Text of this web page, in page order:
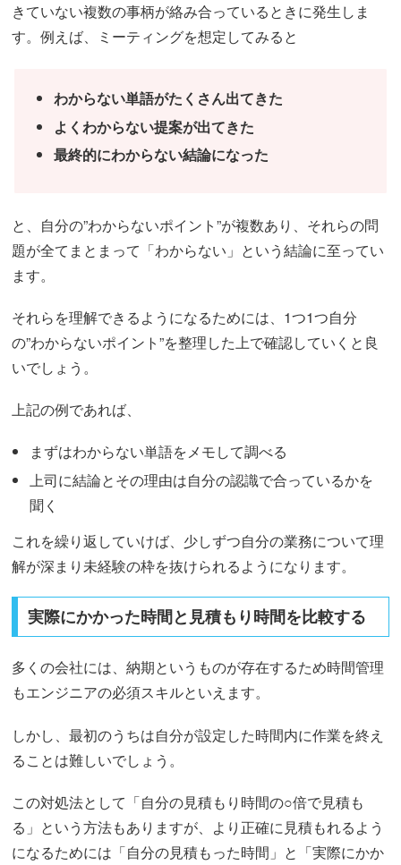
きていない複数の事柄が絡み合っているときに発生しま
す。例えば、ミーティングを想定してみると
わからない単語がたくさん出てきた
よくわからない提案が出てきた
最終的にわからない結論になった
と、自分の”わからないポイント”が複数あり、それらの問
題が全てまとまって「わからない」という結論に至ってい
ます。
それらを理解できるようになるためには、1つ1つ自分
の”わからないポイント”を整理した上で確認していくと良
いでしょう。
上記の例であれば、
まずはわからない単語をメモして調べる
上司に結論とその理由は自分の認識で合っているかを
聞く
これを繰り返していけば、少しずつ自分の業務について理
解が深まり未経験の枠を抜けられるようになります。
実際にかかった時間と見積もり時間を比較する
多くの会社には、納期というものが存在するため時間管理
もエンジニアの必須スキルといえます。
しかし、最初のうちは自分が設定した時間内に作業を終え
ることは難しいでしょう。
この対処法として「自分の見積もり時間の○倍で見積も
る」という方法もありますが、より正確に見積もれるよう
になるためには「自分の見積もった時間」と「実際にかか